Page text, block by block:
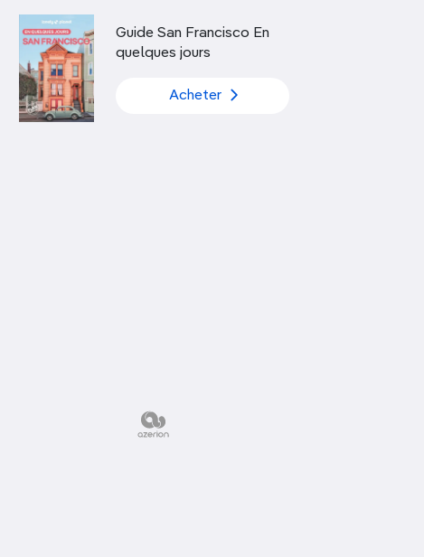
Découvrir nos articles
Guide San Francisco En
quelques jours
Acheter